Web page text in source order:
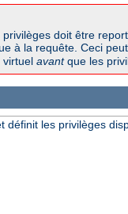
doit être
à la requête. Ceci
virtuel avantque les
les privilèges